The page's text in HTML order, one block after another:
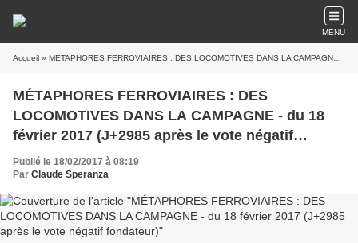
MENU
Accueil » MÉTAPHORES FERROVIAIRES : DES LOCOMOTIVES DANS LA CAMPAGNE - du 18 février 2017 (J+2985 après le vote négatif fondateur)
MÉTAPHORES FERROVIAIRES : DES
LOCOMOTIVES DANS LA CAMPAGNE - du 18
février 2017 (J+2985 après le vote négatif
fondateur)
Publié le 18/02/2017 à 08:19
Par Claude Speranza